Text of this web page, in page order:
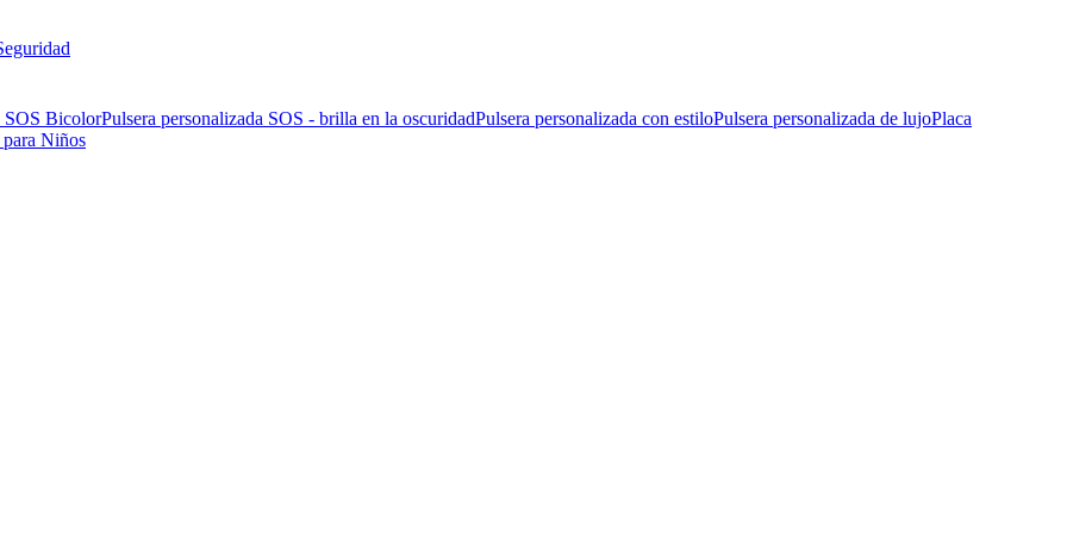
SOS BicolorPulsera personalizada SOS - brilla en la oscuridadPulsera personalizada con estiloPulsera personalizada de lujoPlaca
Niños